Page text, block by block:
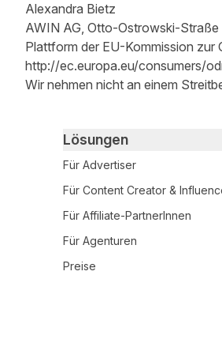
Alexandra Bietz
AWIN AG, Otto-Ostrowski-Straße
Plattform der EU-Kommission
http://ec.europa.eu/consumers/
Wir nehmen nicht an einem
Primary footer navigation
Lösungen
Für Advertiser
Für Content Creator &
Für Affiliate-PartnerInnen
Für Agenturen
Preise